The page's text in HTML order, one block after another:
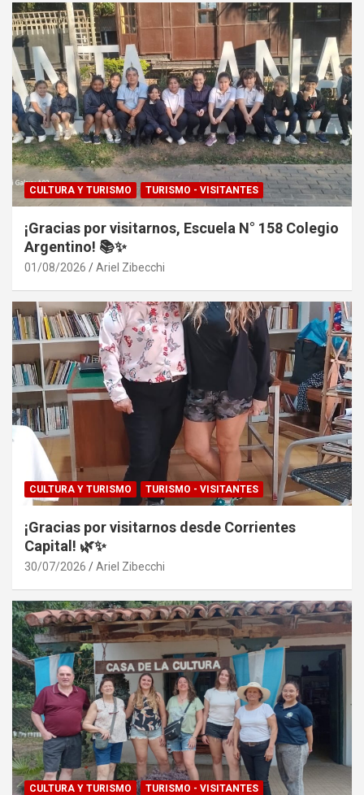
CULTURA Y TURISMO TURISMO - VISITANTES
¡Gracias por visitarnos, Escuela N° 158 Colegio
Argentino! 📚✨
01/08/2026 Ariel Zibecchi
CULTURA Y TURISMO TURISMO - VISITANTES
¡Gracias por visitarnos desde Corrientes
Capital! 🌿✨
30/07/2026 Ariel Zibecchi
CULTURA Y TURISMO TURISMO - VISITANTES